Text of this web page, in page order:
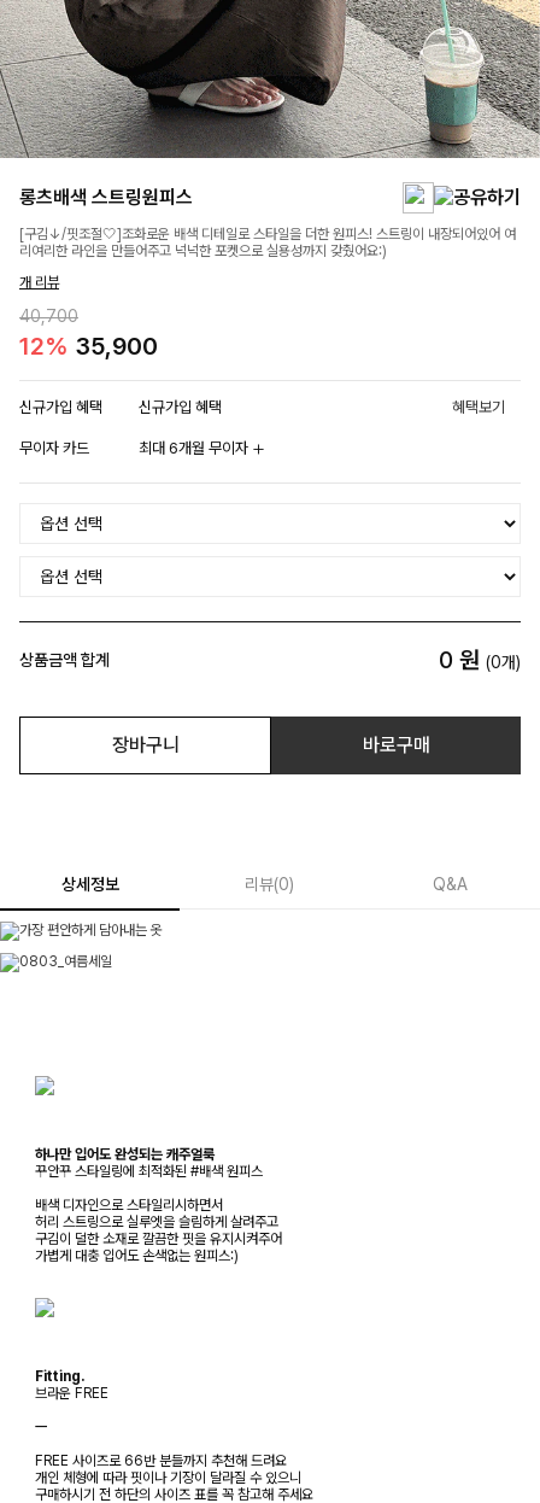
롱츠배색 스트링원피스
[구김↓/핏조절🤍]조화로운 배색 디테일로 스타일을 더한 원피스! 스트링이 내장되어있어 여
리여리한 라인을 만들어주고 넉넉한 포켓으로 실용성까지 갖췄어요:)
개 리뷰
40,700
12% 35,900
신규가입 혜택 신규가입 혜택 혜택보기
무이자 카드 최대 6개월 무이자
상품금액 합계 0 원 (0개)
장바구니 바로구매
상세정보 리뷰(0) Q&A
하나만 입어도 완성되는 캐주얼룩
꾸안꾸 스타일링에 최적화된 #배색 원피스
배색 디자인으로 스타일리시하면서
허리 스트링으로 실루엣을 슬림하게 살려주고
구김이 덜한 소재로 깔끔한 핏을 유지시켜주어
가볍게 대충 입어도 손색없는 원피스:)
Fitting.
브라운 FREE
ㅡ
FREE 사이즈로 66반 분들까지 추천해 드려요
개인 체형에 따라 핏이나 기장이 달라질 수 있으니
구매하시기 전 하단의 사이즈 표를 꼭 참고해 주세요